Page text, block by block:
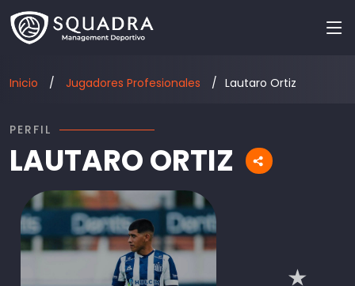
Inicio Jugadores Profesionales Lautaro Ortiz
PERFIL
LAUTARO ORTIZ